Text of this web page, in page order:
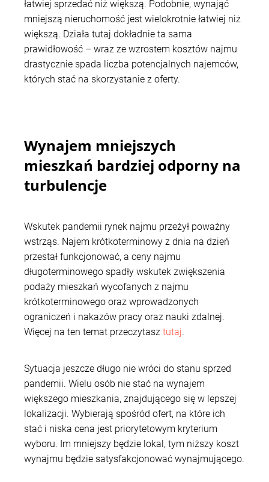
łatwiej sprzedać niż większą. Podobnie, wynająć
mniejszą nieruchomość jest wielokrotnie łatwiej niż
większą. Działa tutaj dokładnie ta sama
prawidłowość – wraz ze wzrostem kosztów najmu
drastycznie spada liczba potencjalnych najemców,
których stać na skorzystanie z oferty.
Wynajem mniejszych
mieszkań bardziej odporny na
turbulencje
Wskutek pandemii rynek najmu przeżył poważny
wstrząs. Najem krótkoterminowy z dnia na dzień
przestał funkcjonować, a ceny najmu
długoterminowego spadły wskutek zwiększenia
podaży mieszkań wycofanych z najmu
krótkoterminowego oraz wprowadzonych
ograniczeń i nakazów pracy oraz nauki zdalnej.
Więcej na ten temat przeczytasz tutaj.
Sytuacja jeszcze długo nie wróci do stanu sprzed
pandemii. Wielu osób nie stać na wynajem
większego mieszkania, znajdującego się w lepszej
lokalizacji. Wybierają spośród ofert, na które ich
stać i niska cena jest priorytetowym kryterium
wyboru. Im mniejszy będzie lokal, tym niższy koszt
wynajmu będzie satysfakcjonować wynajmującego.